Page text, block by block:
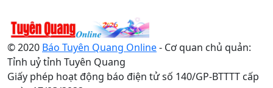
© 2020 Báo Tuyên Quang Online- Cơ quan chủ quản:
Tỉnh uỷ tỉnh Tuyên Quang
Giấy phép hoạt động báo điện tử số 140/GP-BTTTT cấp